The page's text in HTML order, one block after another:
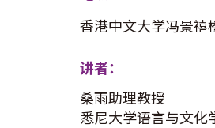
香港中文大学冯景禧
讲者：
桑雨助理教授
悉尼大学语言与文化